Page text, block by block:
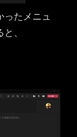
たメニュ
、